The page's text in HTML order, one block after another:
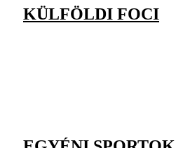
KÜLFÖLDI FOCI